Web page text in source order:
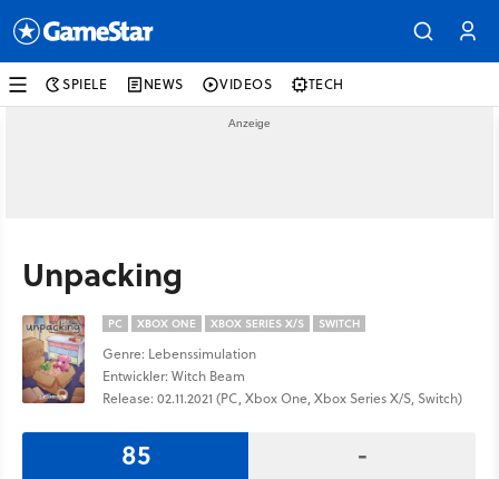
SPIELE NEWS VIDEOS TECH
Unpacking
PC XBOX ONE XBOX SERIES X/S SWITCH
Genre: Lebenssimulation
Entwickler: Witch Beam
Release: 02.11.2021 (PC, Xbox One, Xbox Series X/S, Switch)
85 -